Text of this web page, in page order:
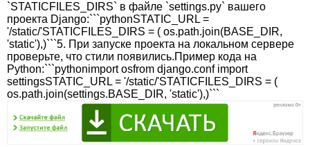
`STATICFILES_DIRS` в файле `settings.py` вашего
проекта Django:```pythonSTATIC_URL =
'/static/'STATICFILES_DIRS = ( os.path.join(BASE_DIR,
'static'),)```5. При запуске проекта на локальном сервере
проверьте, что стили появились.Пример кода на
Python:```pythonimport osfrom django.conf import
settingsSTATIC_URL = '/static/'STATICFILES_DIRS = (
os.path.join(settings.BASE_DIR, 'static'),)```